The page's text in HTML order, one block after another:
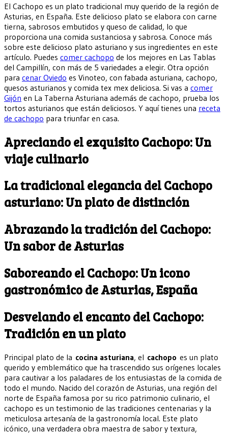
El Cachopo es un plato tradicional muy querido de la región de
Asturias, en España. Este delicioso plato se elabora con carne
tierna, sabrosos embutidos y queso de calidad, lo que
proporciona una comida sustanciosa y sabrosa. Conoce más
sobre este delicioso plato asturiano y sus ingredientes en este
artículo. Puedes comer cachopo de los mejores en Las Tablas
del Campillín, con más de 5 variedades a elegir. Otra opción
para cenar Oviedo es Vinoteo, con fabada asturiana, cachopo,
quesos asturianos y comida tex mex deliciosa. Si vas a comer
Gijón en La Taberna Asturiana además de cachopo, prueba los
tortos asturianos que están deliciosos. Y aquí tienes una receta
de cachopo para triunfar en casa.
Apreciando el exquisito Cachopo: Un
viaje culinario
La tradicional elegancia del Cachopo
asturiano: Un plato de distinción
Abrazando la tradición del Cachopo:
Un sabor de Asturias
Saboreando el Cachopo: Un icono
gastronómico de Asturias, España
Desvelando el encanto del Cachopo:
Tradición en un plato
Principal plato de la cocina asturiana, el cachopo es un plato
querido y emblemático que ha trascendido sus orígenes locales
para cautivar a los paladares de los entusiastas de la comida de
todo el mundo. Nacido del corazón de Asturias, una región del
norte de España famosa por su rico patrimonio culinario, el
cachopo es un testimonio de las tradiciones centenarias y la
meticulosa artesanía de la gastronomía local. Este plato
icónico, una verdadera obra maestra de sabor y textura,